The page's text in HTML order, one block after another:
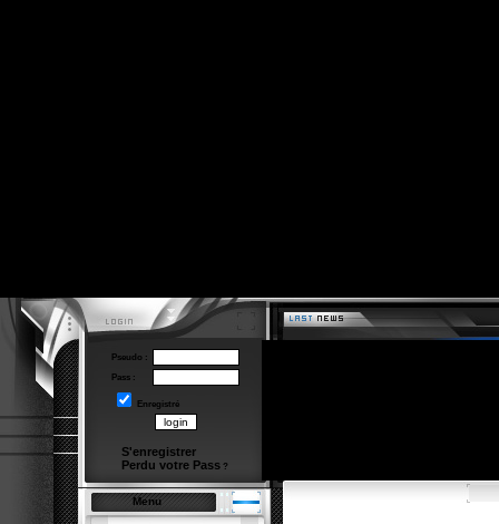
Pseudo :
Pass :
Enregistré
S'enregistrer
Perdu votre Pass ?
Menu